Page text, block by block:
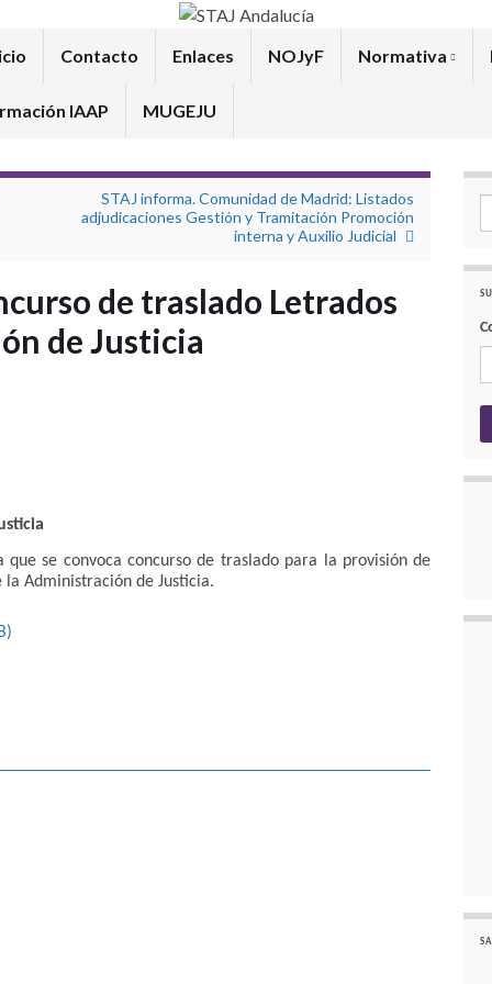
Contacto Enlaces NOJyF Normativa
IAAP MUGEJU
STAJ informa. Comunidad de Madrid: Listados
adjudicaciones Gestión y Tramitación Promoción
interna y Auxilio Judicial
de traslado Letrados
de Justicia
se convoca concurso de traslado para la provisión de
la Administración de Justicia.
)